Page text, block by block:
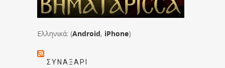
Ελληνικά: (Android, iPhone)
ΣΥΝΑΞΆΡΙ